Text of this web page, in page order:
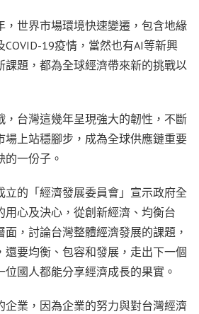
，世界市場環境快速變遷，包含地緣
19疫情，當然也有AI等新興
課題，都為全球經濟帶來新的挑戰以
，台灣這幾年呈現強大的韌性，不斷
場上站穩腳步，成為全球供應鏈重要
一份子。
立的「經濟發展委員會」宣示政府全
用心及決心，從創新經濟、均衡台
，討論台灣整體經濟發展的課題，
還要均衡、包容和發展，走出下一個
國人都能分享經濟成長的果實。
企業，因為企業的努力與對台灣經濟